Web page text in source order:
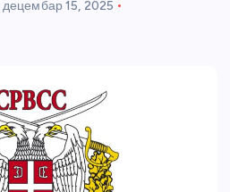
децембар 15, 2025